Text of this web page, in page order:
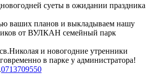
суеты в ожидании праздника
ваших планов и выкладываем нашу
от ВУЛКАН семейный парк
и новогодние утренники
в парке у администратора!
0713709550